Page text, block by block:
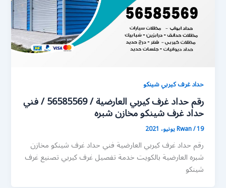
حداد غرف كيربي شينكو
رقم حداد غرف كيربي العارضية / 56585569 / فني
حداد غرف شينكو مخازن شبره
Rwan/19 يونيو، 2021
رقم حداد غرف كيربي العارضية فني حداد غرف شينكو مخازن
شبره العارضية بالكويت خدمة تفصيل غرف كيربي تصنيع غرف
شينكو